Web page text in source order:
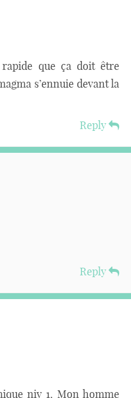
que ça doit être
s’ennuie devant la
Reply
Reply
niv 1. Mon homme